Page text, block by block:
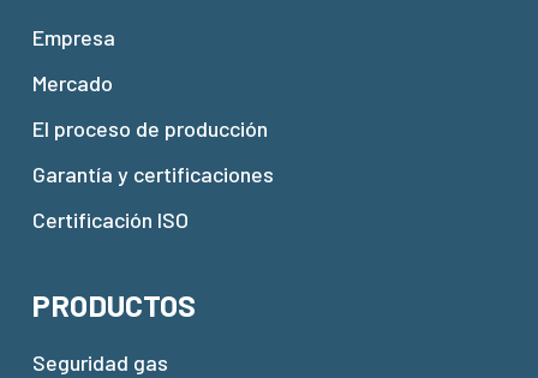
Empresa
Mercado
El proceso de producción
Garantía y certificaciones
Certificación ISO
PRODUCTOS
Seguridad gas